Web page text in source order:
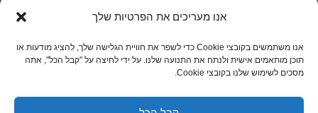
אנו מעריכים את הפרטיות שלך
אנו משתמשים בקובצי Cookie כדי לשפר את חוויית הגלישה שלך, להציג מודעות או
תוכן מותאמים אישית ולנתח את התנועה שלנו. על ידי לחיצה על "קבל הכל", אתה
מסכים לשימוש שלנו בקובצי Cookie.
צור קשר